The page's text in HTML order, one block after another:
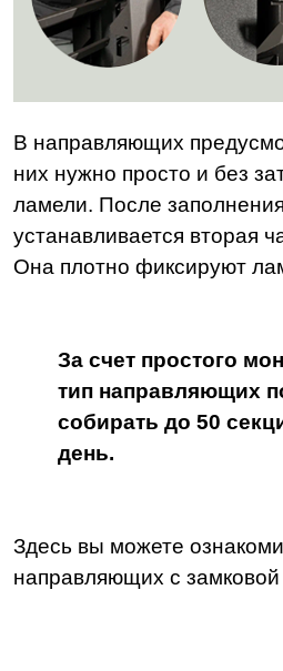
В направляющих
них нужно просто и без
ламели. После
устанавливается вторая
Она плотно фиксируют
За счет простого
тип направляющих
собирать до 50
день.
Здесь вы можете
направляющих с